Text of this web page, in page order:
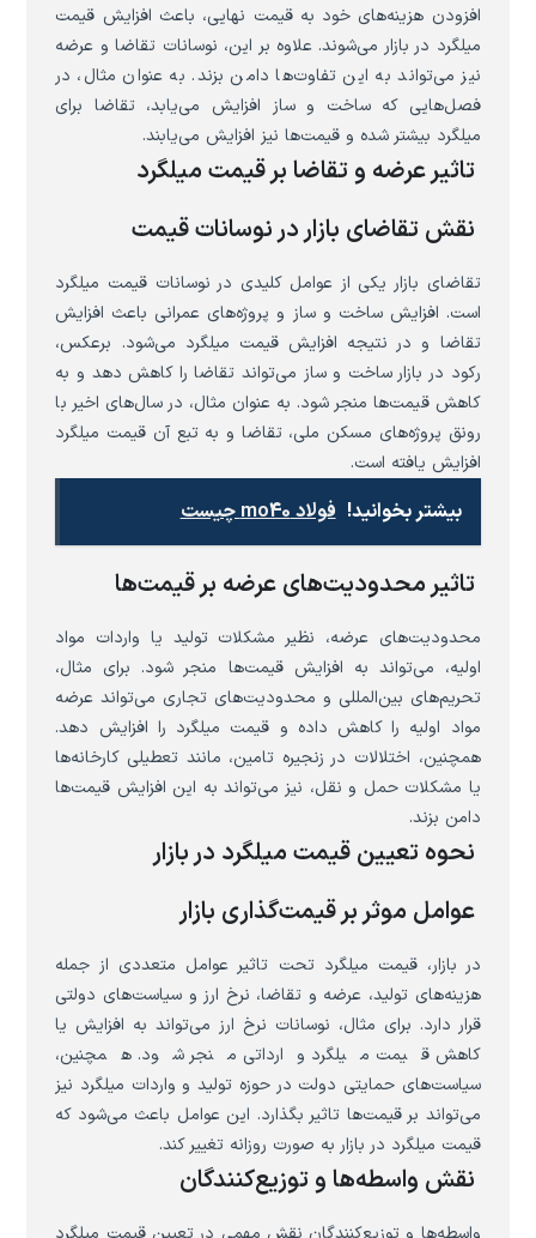
افزودن هزینه‌های خود به قیمت نهایی، باعث افزایش قیمت
میلگرد در بازار می‌شوند. علاوه بر این، نوسانات تقاضا و عرضه
نیز می‌تواند به این تفاوت‌ها دامن بزند. به عنوان مثال، در
فصل‌هایی که ساخت و ساز افزایش می‌یابد، تقاضا برای
میلگرد بیشتر شده و قیمت‌ها نیز افزایش می‌یابند.
تاثیر عرضه و تقاضا بر قیمت میلگرد
نقش تقاضای بازار در نوسانات قیمت
تقاضای بازار یکی از عوامل کلیدی در نوسانات قیمت میلگرد
است. افزایش ساخت و ساز و پروژه‌های عمرانی باعث افزایش
تقاضا و در نتیجه افزایش قیمت میلگرد می‌شود. برعکس،
رکود در بازار ساخت و ساز می‌تواند تقاضا را کاهش دهد و به
کاهش قیمت‌ها منجر شود. به عنوان مثال، در سال‌های اخیر با
رونق پروژه‌های مسکن ملی، تقاضا و به تبع آن قیمت میلگرد
افزایش یافته است.
بیشتر بخوانید! فولاد mo40 چیست
تاثیر محدودیت‌های عرضه بر قیمت‌ها
محدودیت‌های عرضه، نظیر مشکلات تولید یا واردات مواد
اولیه، می‌تواند به افزایش قیمت‌ها منجر شود. برای مثال،
تحریم‌های بین‌المللی و محدودیت‌های تجاری می‌تواند عرضه
مواد اولیه را کاهش داده و قیمت میلگرد را افزایش دهد.
همچنین، اختلالات در زنجیره تامین، مانند تعطیلی کارخانه‌ها
یا مشکلات حمل و نقل، نیز می‌تواند به این افزایش قیمت‌ها
دامن بزند.
نحوه تعیین قیمت میلگرد در بازار
عوامل موثر بر قیمت‌گذاری بازار
در بازار، قیمت میلگرد تحت تاثیر عوامل متعددی از جمله
هزینه‌های تولید، عرضه و تقاضا، نرخ ارز و سیاست‌های دولتی
قرار دارد. برای مثال، نوسانات نرخ ارز می‌تواند به افزایش یا
کاهش قیمت میلگرد وارداتی منجر شود. همچنین،
سیاست‌های حمایتی دولت در حوزه تولید و واردات میلگرد نیز
می‌تواند بر قیمت‌ها تاثیر بگذارد. این عوامل باعث می‌شود که
قیمت میلگرد در بازار به صورت روزانه تغییر کند.
نقش واسطه‌ها و توزیع‌کنندگان